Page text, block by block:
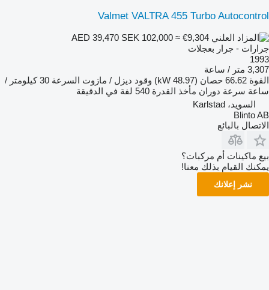
Valmet VALTRA 455 Turbo Autocontrol
SEK 102,000 ≈ €9,304
جرارات - جرار بعجلات
1993
3,307 متر / ساعة
القوة 66.62 حصان (48.97 kW) وقود ديزل / مازوت السرعة
30 كيلومتر /
ساعة سرعة دوران مأخذ القدرة 540 لفة في الدقيقة
السويد، Karlstad
Blinto AB
الاتصال بالبائع
بيع ماكينات أم مركبات؟
يمكنك القيام بذلك معنا!
نشر إعلانك